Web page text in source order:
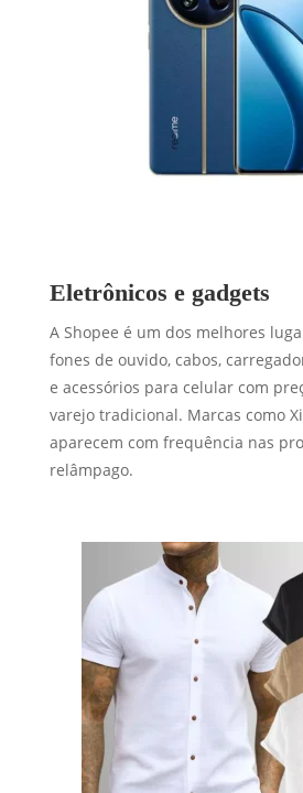
Eletrônicos e gadgets
A Shopee é um dos melhores
fones de ouvido, cabos,
e acessórios para celular com
varejo tradicional. Marcas como
aparecem com frequência nas
relâmpago.